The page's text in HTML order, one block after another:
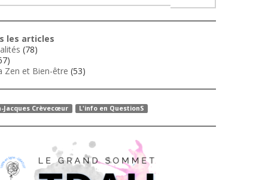
les articles
(78)
Zen et Bien-être (53)
Jacques Crèvecœur L'info en QuestionS